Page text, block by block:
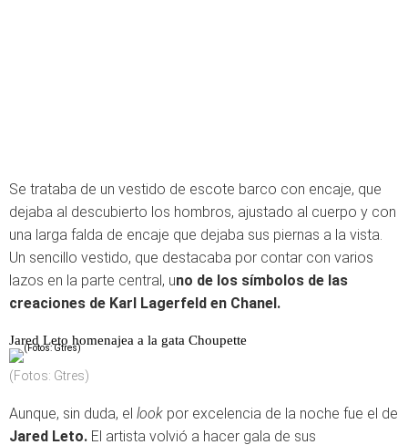
Se trataba de un vestido de escote barco con encaje, que
dejaba al descubierto los hombros, ajustado al cuerpo y con
una larga falda de encaje que dejaba sus piernas a la vista.
Un sencillo vestido, que destacaba por contar con varios
lazos en la parte central, uno de los símbolos de las
creaciones de Karl Lagerfeld en Chanel.
Jared Leto homenajea a la gata Choupette
(Fotos: Gtres)
Aunque, sin duda, el look por excelencia de la noche fue el de
Jared Leto. El artista volvió a hacer gala de sus